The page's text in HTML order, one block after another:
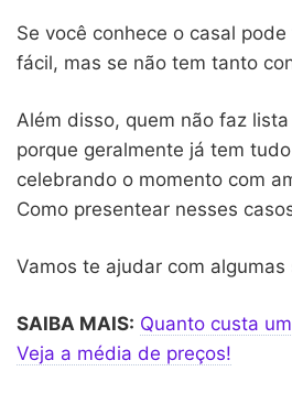
Se você conhece o casal
fácil, mas se não tem tanto
Além disso, quem não faz
porque geralmente já tem
celebrando o momento com
Como presentear nesses
Vamos te ajudar com algumas
SAIBA MAIS: Quanto custa
Veja a média de preços!